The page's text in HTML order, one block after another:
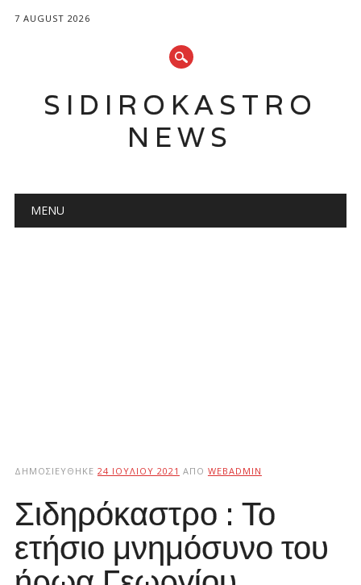
7 AUGUST 2026
SIDIROKASTRO
NEWS
Main menu
MENU
ΔΗΜΟΣΙΕΎΘΗΚΕ 24 ΙΟΥΛΊΟΥ 2021 ΑΠΌ WEBADMIN
Σιδηρόκαστρο : Το
ετήσιο μνημόσυνο του